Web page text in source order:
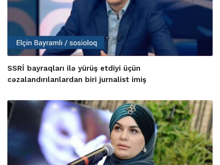
SSRİ bayraqları ilə yürüş etdiyi üçün
cəzalandırılanlardan biri jurnalist imiş